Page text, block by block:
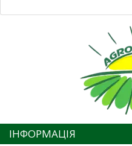
ІНФОРМАЦІЯ